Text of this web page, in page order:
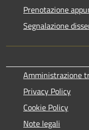
Prenotazione
Segnalazione
Amministrazione
Privacy Policy
Cookie Policy
Note legali